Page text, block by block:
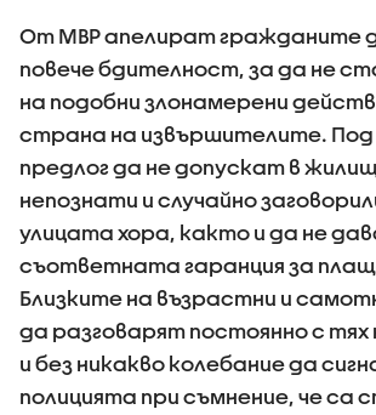
От МВР апелират гражданите
повече бдителност, за да не
на подобни злонамерени
страна на извършителите. Под
предлог да не допускат в
непознати и случайно
улицата хора, както и да не
съответната гаранция за
Близките на възрастни и
да разговарят постоянно с
и без никакво колебание да
полицията при съмнение, че са